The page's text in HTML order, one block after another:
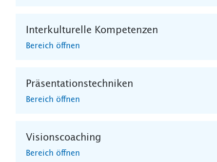
Interkulturelle Kompetenzen
Bereich öffnen
Präsentationstechniken
Bereich öffnen
Visionscoaching
Bereich öffnen